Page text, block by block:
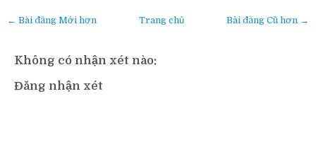
← Bài đăng Mới hơn Bài đăng Cũ hơn →
Trang chủ
Không có nhận xét nào:
Đăng nhận xét